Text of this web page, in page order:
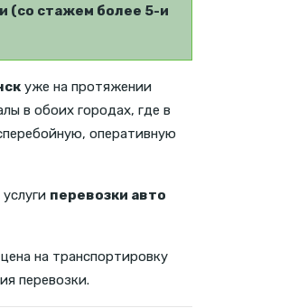
(со стажем более 5-и
уже на протяжении
в обоих городах, где в
оперативную
перевозки авто
на транспортировку
перевозки.